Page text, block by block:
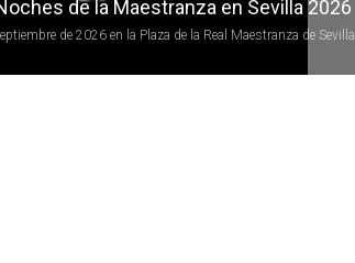
de la Maestranza en Sevilla 2026
de 2026 en la Plaza de la Real Maestranza de Sevilla